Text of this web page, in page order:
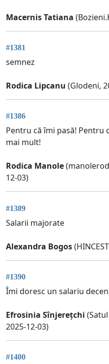
Macernis Tatiana
#1381
semnez
Rodica Lipcanu (Glodeni,
#1386
Pentru că îmi pasă! Pentru
mai mult!
Rodica Manole(
12-03)
#1389
Salarii majorate
Alexandra Bogos
#1390
Îmi doresc un salariu
Efrosinia Sînjerețchi
2025-12-03)
#1400